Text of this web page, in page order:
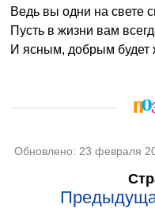
Ведь вы одни на свете
Пусть в жизни вам
И ясным, добрым будет
Обновлено: 23 февраля